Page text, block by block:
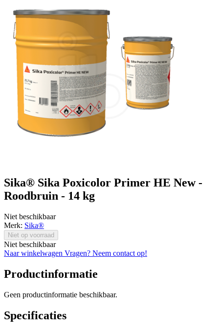
Sika® Sika Poxicolor Primer HE New -
Roodbruin - 14 kg
Niet beschikbaar
Merk: Sika®
Niet op voorraad
Niet beschikbaar
Naar winkelwagen Vragen? Neem contact op!
Productinformatie
Geen productinformatie beschikbaar.
Specificaties